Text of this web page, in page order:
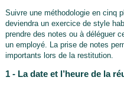
Suivre une méthodologie en cinq
deviendra un exercice de style
prendre des notes ou à déléguer
un employé. La prise de notes
importants lors de la restitution.
1 - La date et l’heure de la